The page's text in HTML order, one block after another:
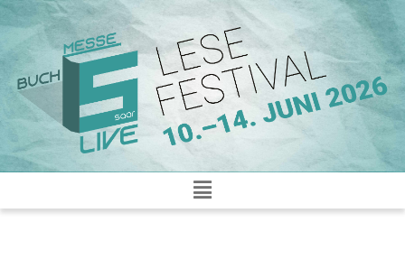
Zum
Inhalt
springen